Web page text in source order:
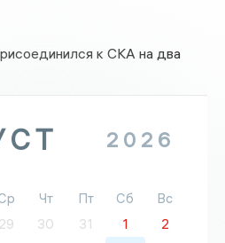
к СКА на два
2026
Чт Пт Сб
Вс
29 30 31 1
2